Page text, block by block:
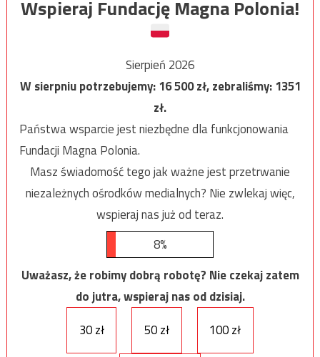
Wspieraj Fundację Magna Polonia!
Sierpień 2026
W sierpniu potrzebujemy:16 500zł, zebraliśmy:1351
zł.
Państwa wsparcie jest niezbędne dla funkcjonowania
Fundacji Magna Polonia.
Masz świadomość tego jak ważne jest przetrwanie
niezależnych ośrodków medialnych? Nie zwlekaj więc,
wspieraj nas już od teraz.
8%
Uważasz, że robimy dobrą robotę? Nie czekaj zatem
do jutra, wspieraj nas od dzisiaj.
30 zł
50 zł 100 zł